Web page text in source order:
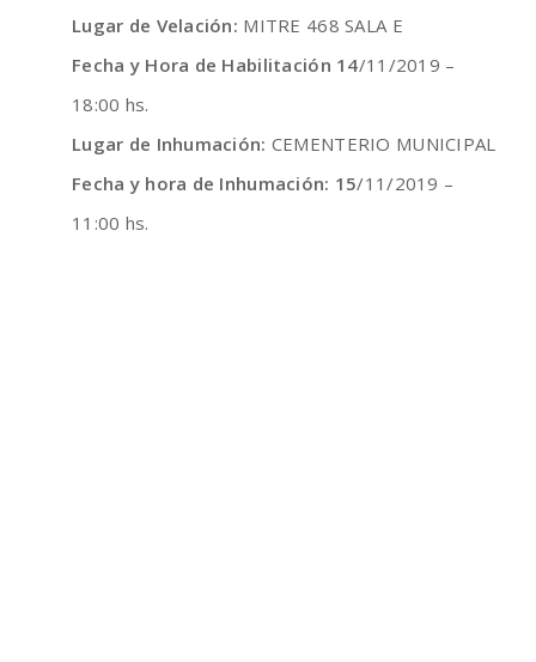
Lugar de Velación: MITRE 468 SALA E
Fecha y Hora de Habilitación 14/11/2019 –
18:00 hs.
Lugar de Inhumación: CEMENTERIO MUNICIPAL
Fecha y hora de Inhumación: 15/11/2019 –
11:00 hs.